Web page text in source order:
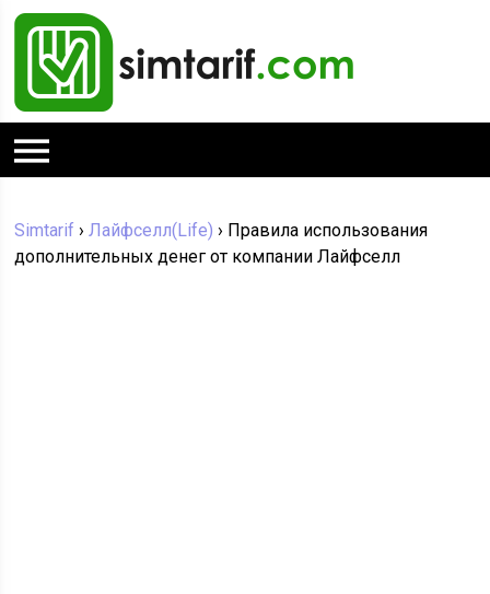
Simtarif ›Лайфселл(Life) › Правила использования
дополнительных денег от компании Лайфселл